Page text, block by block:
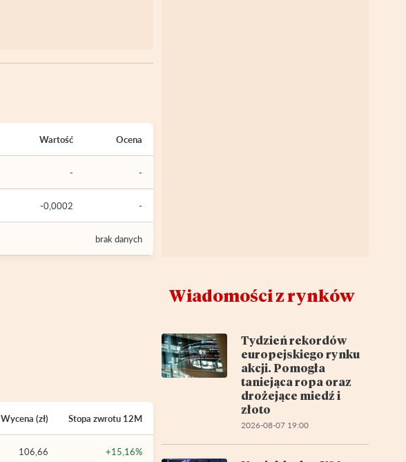
Wartość Ocena
- -
-0,0002 -
brak danych
Wycena (zł) Stopa zwrotu 12M
106,66 +15,16%
Wiadomości z rynków
Tydzień rekordów
europejskiego rynku
akcji. Pomogła
taniejąca ropa oraz
drożejące miedź i
złoto
2026-08-07 19:00